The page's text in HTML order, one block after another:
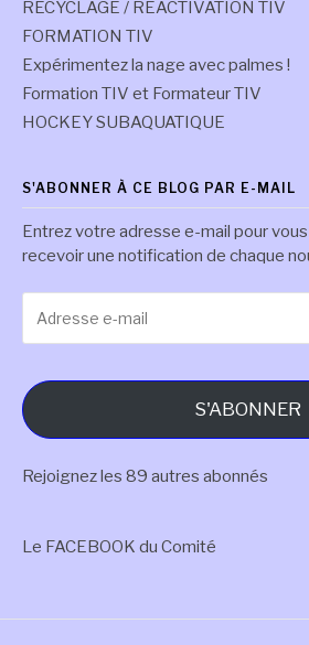
RECYCLAGE / RÉACTIVATION TIV
FORMATION TIV
Expérimentez la nage avec palmes !
Formation TIV et Formateur TIV
HOCKEY SUBAQUATIQUE
S'ABONNER À CE BLOG PAR E-MAIL
Entrez votre adresse e-mail pour
recevoir une notification de chaque
e-
S'ABONNER
Rejoignez les 89 autres abonnés
Le FACEBOOK du Comité